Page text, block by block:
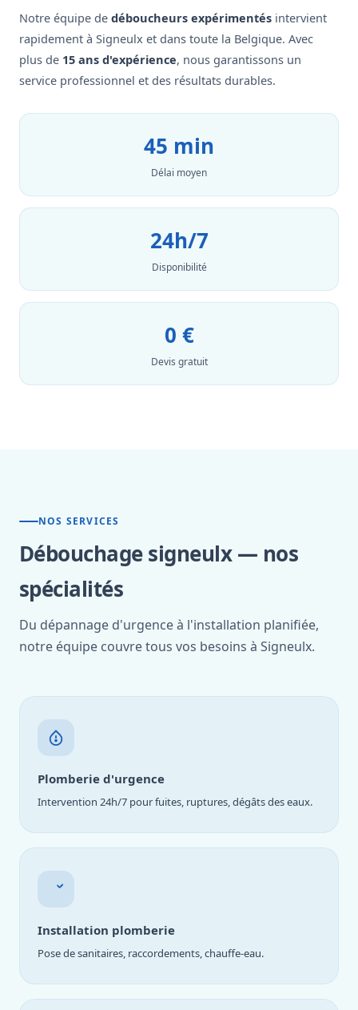
Notre équipe de déboucheurs expérimentés intervient
rapidement à Signeulx et dans toute la Belgique. Avec
plus de 15 ans d'expérience, nous garantissons un
service professionnel et des résultats durables.
45 min
Délai moyen
24h/7
Disponibilité
0 €
Devis gratuit
NOS SERVICES
Débouchage signeulx — nos
spécialités
Du dépannage d'urgence à l'installation planifiée,
notre équipe couvre tous vos besoins à Signeulx.
Plomberie d'urgence
Intervention 24h/7 pour fuites, ruptures, dégâts des eaux.
Installation plomberie
Pose de sanitaires, raccordements, chauffe-eau.